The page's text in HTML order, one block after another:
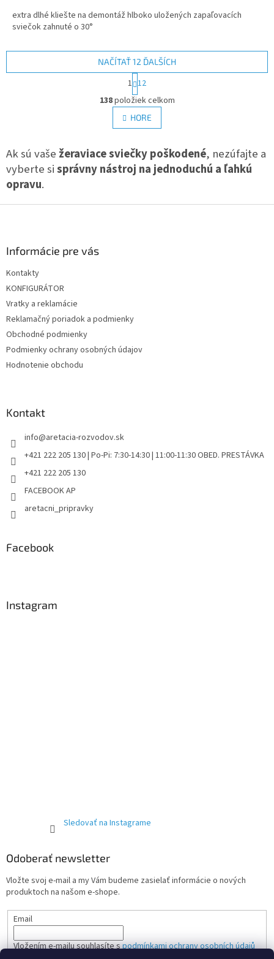
extra dlhé kliešte na demontáž hlboko uložených zapaľovacích
sviečok zahnuté o 30°
O
v
l
á
a
c
NAČÍTAŤ 12 ĎALŠÍCH
S
t
r
á
n
k
v
a
n
1 12
138položiek celkom
HORE
Ak sú vaše žeraviace sviečky poškodené, nezúfajte a
vyberte sisprávny nástroj na jednoduchú a ľahkú
opravu.
Informácie pre vás
Kontakty
KONFIGURÁTOR
Vratky a reklamácie
Reklamačný poriadok a podmienky
Obchodné podmienky
Podmienky ochrany osobných údajov
Hodnotenie obchodu
Kontakt
info@aretacia-rozvodov.sk
+421 222 205 130 | Po-Pi: 7:30-14:30 | 11:00-11:30 OBED. PRESTÁVKA
+421 222 205 130
FACEBOOK AP
aretacni_pripravky
Facebook
Instagram
Sledovať na Instagrame
Odoberať newsletter
Vložte svoj e-mail a my Vám budeme zasielať informácie o nových
produktoch na našom e-shope.
Email
Vložením e-mailu souhlasíte spodmínkami ochrany osobních údajů